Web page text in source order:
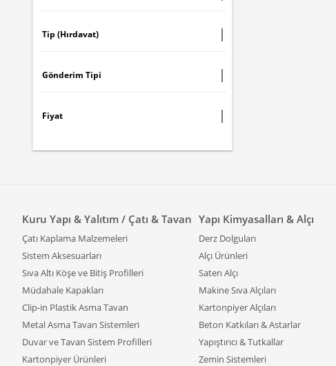
Tip (Hırdavat)
Gönderim Tipi
Fiyat
Kuru Yapı & Yalıtım / Çatı & Tavan
Çatı Kaplama Malzemeleri
Sistem Aksesuarları
Sıva Altı Köşe ve Bitiş Profilleri
Müdahale Kapakları
Clip-in Plastik Asma Tavan
Metal Asma Tavan Sistemleri
Duvar ve Tavan Sistem Profilleri
Kartonpiyer Ürünleri
Yapı Kimyasalları & Alçı
Derz Dolguları
Alçı Ürünleri
Saten Alçı
Makine Sıva Alçıları
Kartonpiyer Alçıları
Beton Katkıları & Astarlar
Yapıştırıcı & Tutkallar
Zemin Sistemleri